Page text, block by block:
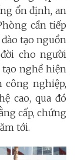
ổn định, an
cần tiếp
tạo nguồn
cho người
nghề hiện
công nghiệp,
cao, qua đó
cấp, chứng
tới.